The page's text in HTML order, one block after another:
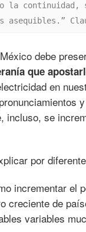
la
debe
que
en
incluso, se
por
incrementar el
creciente de
variables